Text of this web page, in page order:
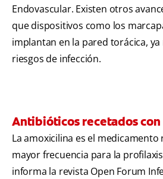
Endovascular. Existen otros
que dispositivos como los
implantan en la pared torácica,
riesgos de infección.
Antibióticos recetados
La amoxicilina es el medicamento
mayor frecuencia para la
informa la revista Open Forum